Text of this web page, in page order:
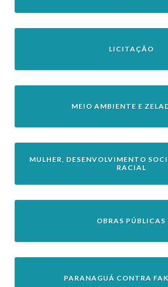
LICITAÇÃO
MEIO AMBIENTE E
MULHER, DESENVOLVIMENTO
RACIAL
OBRAS PÚBLICAS
PARANAGUÁ CONTRA